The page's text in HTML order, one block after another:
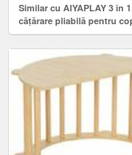
Similar cu AIYAPLAY 3 în
cățărare pliabilă pentru